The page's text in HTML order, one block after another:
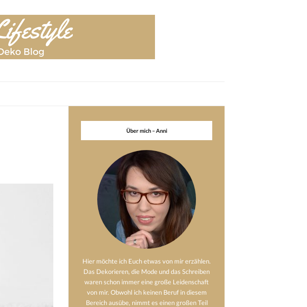
Über mich – Anni
Hier möchte ich Euch etwas von mir erzählen.
Das Dekorieren, die Mode und das Schreiben
waren schon immer eine große Leidenschaft
von mir. Obwohl ich keinen Beruf in diesem
Bereich ausübe, nimmt es einen großen Teil